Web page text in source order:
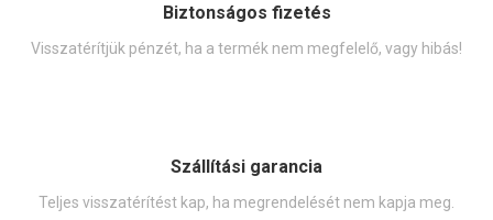
Biztonságos fizetés
Visszatérítjük pénzét, ha a termék nem megfelelő, vagy hibás!
Szállítási garancia
Teljes visszatérítést kap, ha megrendelését nem kapja meg.